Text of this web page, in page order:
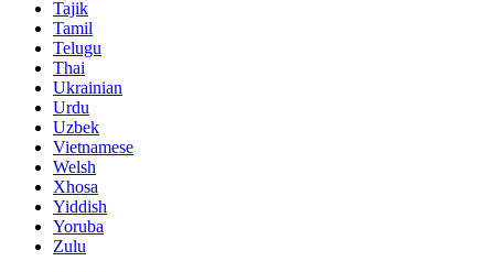
Tajik
Tamil
Telugu
Thai
Ukrainian
Urdu
Uzbek
Vietnamese
Welsh
Xhosa
Yiddish
Yoruba
Zulu